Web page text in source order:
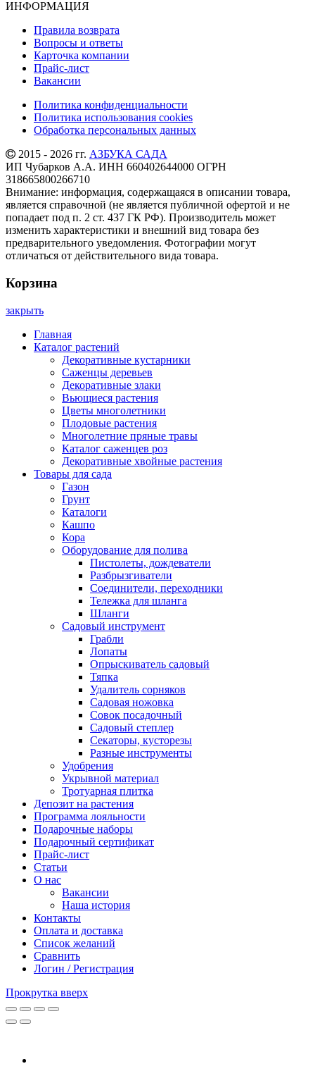
ИНФОРМАЦИЯ
Правила возврата
Вопросы и ответы
Карточка компании
Прайс-лист
Вакансии
Политика конфиденциальности
Политика использования cookies
Обработка персональных данных
2015 - 2026 гг. АЗБУКА САДА
ИП Чубарков А.А. ИНН 660402644000 ОГРН
318665800266710
Внимание: информация, содержащаяся в описании товара,
является справочной (не является публичной офертой и не
попадает под п. 2 ст. 437 ГК РФ). Производитель может
изменить характеристики и внешний вид товара без
предварительного уведомления. Фотографии могут
отличаться от действительного вида товара.
Корзина
закрыть
Главная
Каталог растений
Декоративные кустарники
Саженцы деревьев
Декоративные злаки
Вьющиеся растения
Цветы многолетники
Плодовые растения
Многолетние пряные травы
Каталог саженцев роз
Декоративные хвойные растения
Товары для сада
Газон
Грунт
Каталоги
Кашпо
Кора
Оборудование для полива
Пистолеты, дождеватели
Разбрызгиватели
Соединители, переходники
Тележка для шланга
Шланги
Садовый инструмент
Грабли
Лопаты
Опрыскиватель садовый
Тяпка
Удалитель сорняков
Садовая ножовка
Совок посадочный
Садовый степлер
Секаторы, кусторезы
Разные инструменты
Удобрения
Укрывной материал
Тротуарная плитка
Депозит на растения
Программа лояльности
Подарочные наборы
Подарочный сертификат
Прайс-лист
Статьи
О нас
Вакансии
Наша история
Контакты
Оплата и доставка
Список желаний
Сравнить
Логин / Регистрация
Прокрутка вверх